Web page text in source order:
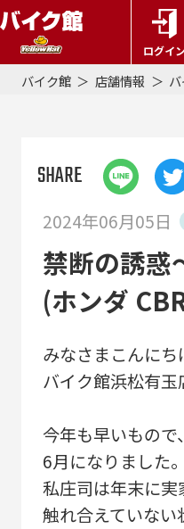
ログイン
バイク館 店舗情報
SHARE
2024年06月05日
禁断の誘惑
(ホンダ
みなさまこんにち
バイク館浜松有玉
今年も早いもの
6月になりました。
私庄司は年末に実
触れ合えていない